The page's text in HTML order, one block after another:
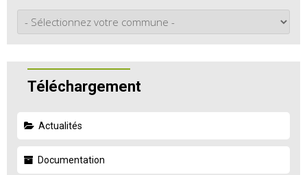
Téléchargement
Actualités
Documentation